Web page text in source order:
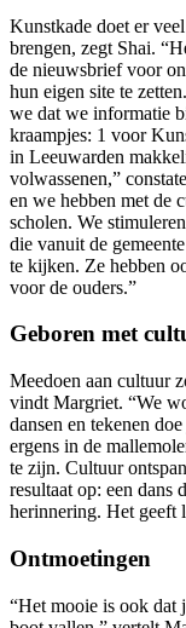
Kunstkade doet er
brengen, zegt Shai.
de nieuwsbrief voor
hun eigen site te zetten
we dat we informatie
kraampjes: 1 voor
in Leeuwarden
volwassenen,”
en we hebben met de
scholen. We
die vanuit de
te kijken. Ze hebben
voor de ouders.”
Geboren met
Meedoen aan cultuur
vindt Margriet. “We
dansen en tekenen
ergens in de
te zijn. Cultuur
resultaat op: een dans
herinnering. Het geeft
Ontmoetingen
“Het mooie is ook dat